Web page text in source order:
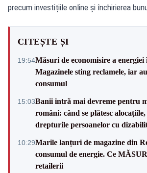
precum investițiile online și închirierea
CITEȘTE ȘI
19:54Măsuri de economisire a
Magazinele sting reclamele, iar
consumul
15:03Banii intră mai devreme pentru
români: când se plătesc
drepturile persoanelor cu
10:29Marile lanțuri de magazine din
consumul de energie. Ce
retailerii